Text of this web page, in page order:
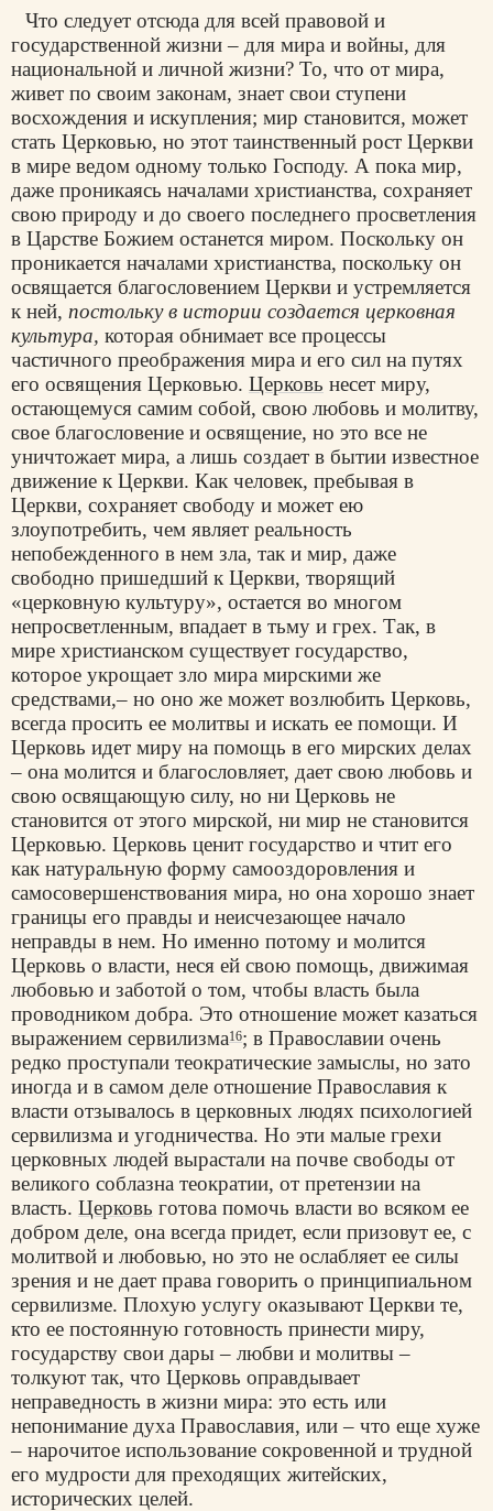
Что следует отсюда для всей правовой и
государственной жизни – для мира и войны, для
национальной и личной жизни? То, что от мира,
живет по своим законам, знает свои ступени
восхождения и искупления; мир становится, может
стать Церковью, но этот таинственный рост Церкви
в мире ведом одному только Господу. А пока мир,
даже проникаясь началами христианства, сохраняет
свою природу и до своего последнего просветления
в Царстве Божием останется миром. Поскольку он
проникается началами христианства, поскольку он
освящается благословением Церкви и устремляется
к ней, постольку в истории создается церковная
культура, которая обнимает все процессы
частичного преображения мира и его сил на путях
его освящения Церковью. Церковь несет миру,
остающемуся самим собой, свою любовь и молитву,
свое благословение и освящение, но это все не
уничтожает мира, а лишь создает в бытии известное
движение к Церкви. Как человек, пребывая в
Церкви, сохраняет свободу и может ею
злоупотребить, чем являет реальность
непобежденного в нем зла, так и мир, даже
свободно пришедший к Церкви, творящий
«церковную культуру», остается во многом
непросветленным, впадает в тьму и грех. Так, в
мире христианском существует государство,
которое укрощает зло мира мирскими же
средствами,– но оно же может возлюбить Церковь,
всегда просить ее молитвы и искать ее помощи. И
Церковь идет миру на помощь в его мирских делах
– она молится и благословляет, дает свою любовь и
свою освящающую силу, но ни Церковь не
становится от этого мирской, ни мир не становится
Церковью. Церковь ценит государство и чтит его
как натуральную форму самооздоровления и
самосовершенствования мира, но она хорошо знает
границы его правды и неисчезающее начало
неправды в нем. Но именно потому и молится
Церковь о власти, неся ей свою помощь, движимая
любовью и заботой о том, чтобы власть была
проводником добра. Это отношение может казаться
выражением сервилизма16; в Православии очень
редко проступали теократические замыслы, но зато
иногда и в самом деле отношение Православия к
власти отзывалось в церковных людях психологией
сервилизма и угодничества. Но эти малые грехи
церковных людей вырастали на почве свободы от
великого соблазна теократии, от претензии на
власть. Церковь готова помочь власти во всяком ее
добром деле, она всегда придет, если призовут ее, с
молитвой и любовью, но это не ослабляет ее силы
зрения и не дает права говорить о принципиальном
сервилизме. Плохую услугу оказывают Церкви те,
кто ее постоянную готовность принести миру,
государству свои дары – любви и молитвы –
толкуют так, что Церковь оправдывает
неправедность в жизни мира: это есть или
непонимание духа Православия, или – что еще хуже
– нарочитое использование сокровенной и трудной
его мудрости для преходящих житейских,
исторических целей.